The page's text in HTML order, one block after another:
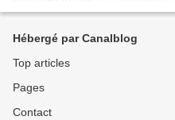
Hébergé par Canalblog
Top articles
Pages
Contact